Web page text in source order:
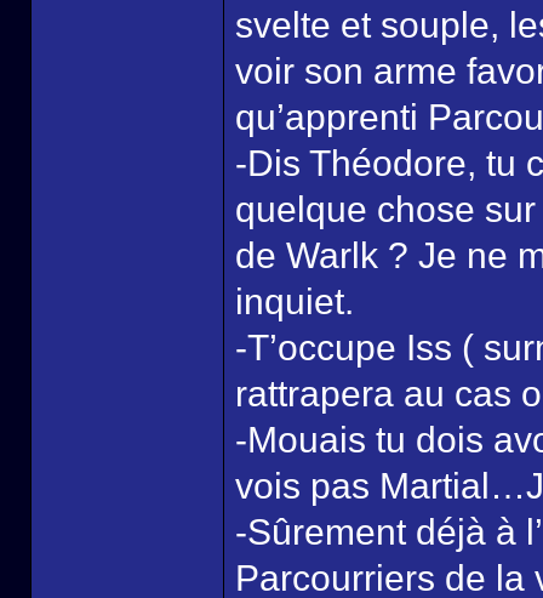
svelte et souple,
voir son arme
qu’apprenti
-Dis Théodore, tu
quelque chose
de Warlk ? Je ne
inquiet.
-T’occupe Iss (
rattrapera au cas
-Mouais tu dois
vois pas
-Sûrement déjà à
Parcourriers de la